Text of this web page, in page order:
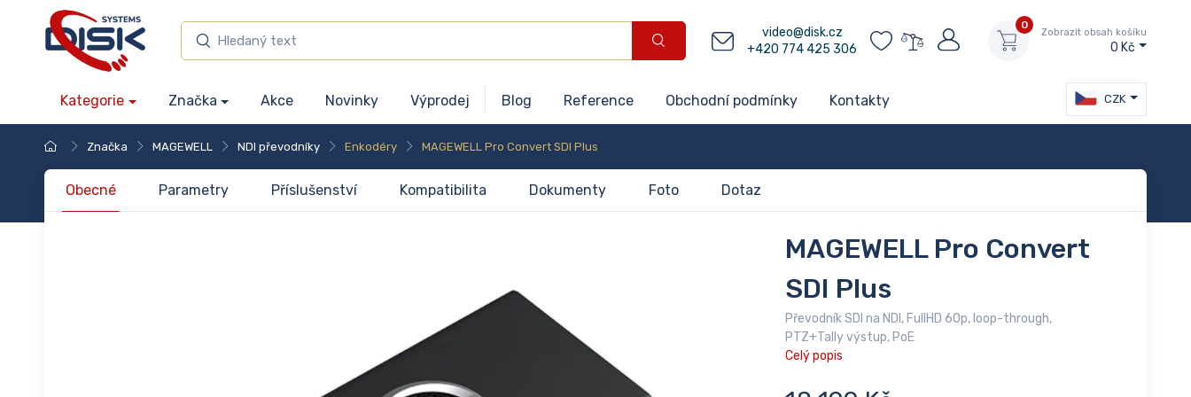
video@disk.cz
+420 774 425 306
0
Zobrazit obsah košíku
0 Kč
Kategorie Značka Akce Novinky Výprodej Blog Reference Obchodní podmínky Kontakty CZK
Značka MAGEWELL NDI převodníky Enkodéry MAGEWELL Pro Convert SDI Plus
Obecné Parametry Příslušenství Kompatibilita Dokumenty Foto Dotaz
MAGEWELL Pro Convert
SDI Plus
Převodník SDI na NDI, FullHD 60p, loop-through,
PTZ+Tally výstup, PoE
Celý popis